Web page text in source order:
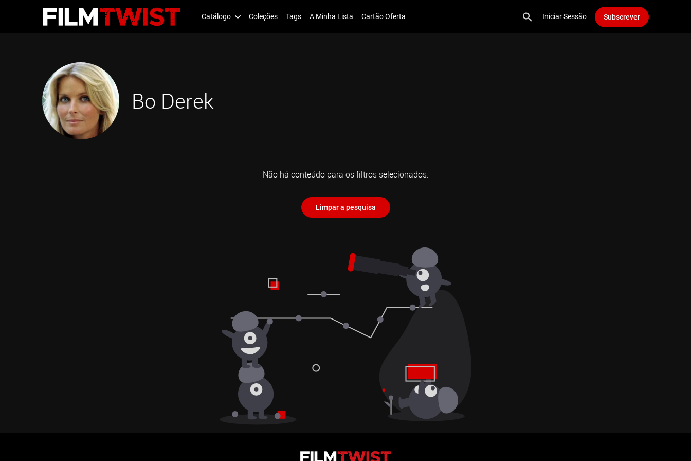
Catálogo Coleções Tags A Minha Lista Cartão Oferta Iniciar Sessão Subscrever
Bo Derek
Não há conteúdo para os filtros selecionados.
Limpar a pesquisa